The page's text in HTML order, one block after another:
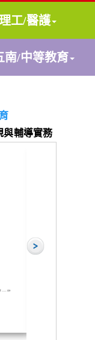
工/醫護
南/中等教育
與輔導實務